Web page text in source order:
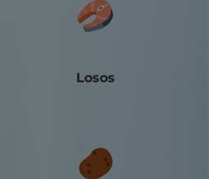
Losos